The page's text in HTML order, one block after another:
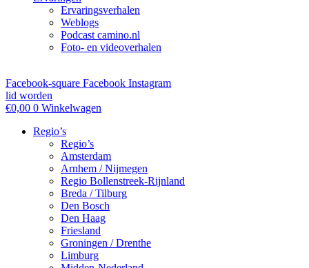
Ervaringsverhalen
Weblogs
Podcast camino.nl
Foto- en videoverhalen
Facebook-square Facebook Instagram
lid worden
€0,00 0 Winkelwagen
Regio’s
Regio’s
Amsterdam
Arnhem / Nijmegen
Regio Bollenstreek-Rijnland
Breda / Tilburg
Den Bosch
Den Haag
Friesland
Groningen / Drenthe
Limburg